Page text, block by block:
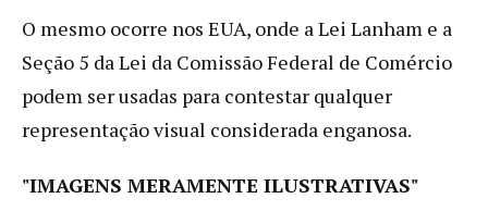
O mesmo ocorre nos EUA, onde a Lei Lanham e a
Seção 5 da Lei da Comissão Federal de Comércio
podem ser usadas para contestar qualquer
representação visual considerada enganosa.
"IMAGENS MERAMENTE ILUSTRATIVAS"